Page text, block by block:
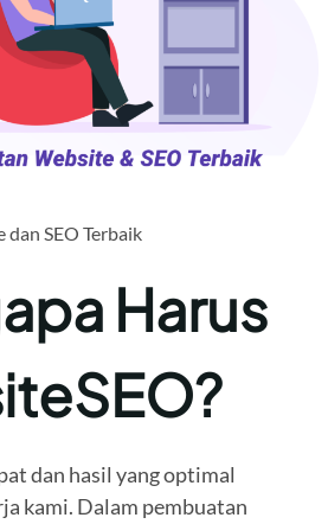
SEO Terbaik
Harus
dan hasil yang optimal
kami. Dalam pembuatan